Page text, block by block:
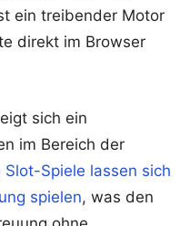
ein treibender Motor
direkt im Browser
sich ein
im Bereich der
Slot-Spiele lassen sich
spielen, was den